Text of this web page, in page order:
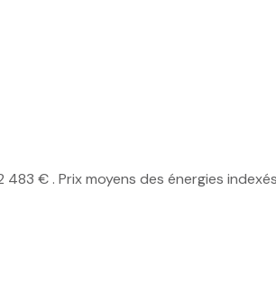
€ . Prix moyens des énergies